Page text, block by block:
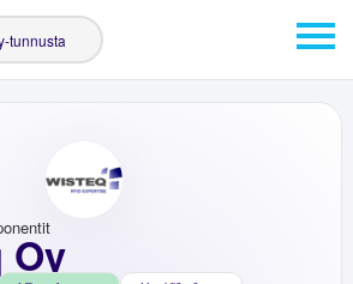
Oy